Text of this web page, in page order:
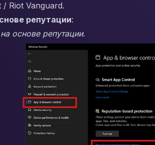
Riot Vanguard.
репутации:
основе репутации.